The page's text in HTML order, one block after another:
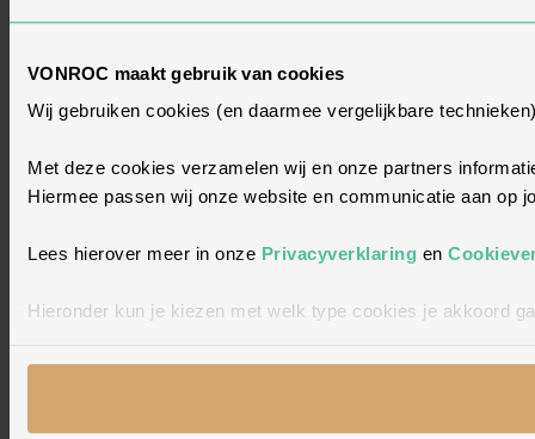
VONROC maakt gebruik van cookies
Wij gebruiken cookies (en daarmee vergelijkbare
Met deze cookies verzamelen wij en onze partners
Hiermee passen wij onze website en communicatie aan op
Lees hierover meer in onze Privacyverklaring en
Hieronder kun je kiezen met welk type cookies je akkoord